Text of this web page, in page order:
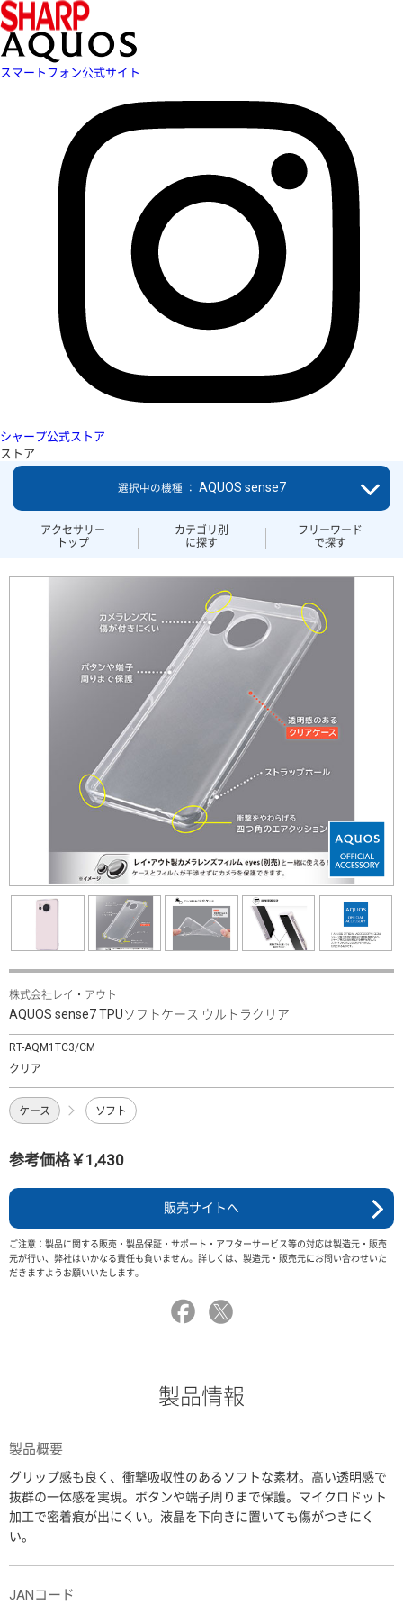
スマートフォン公式サイト
シャープ公式ストア
ストア
アクセサリー
トップ
カテゴリ別
に探す
フリーワード
で探す
選択中の機種 ： AQUOS sense7
株式会社レイ・アウト
AQUOS sense7 TPUソフトケース ウルトラクリア
RT-AQM1TC3/CM
クリア
ケース ソフト
参考価格￥1,430
販売サイトへ
ご注意：製品に関する販売・製品保証・サポート・アフターサービス等の対応は製造元・販売
元が行い、弊社はいかなる責任も負いません。詳しくは、製造元・販売元にお問い合わせいた
だきますようお願いいたします。
製品情報
製品概要
グリップ感も良く、衝撃吸収性のあるソフトな素材。高い透明感で
抜群の一体感を実現。ボタンや端子周りまで保護。マイクロドット
加工で密着痕が出にくい。液晶を下向きに置いても傷がつきにく
い。
JANコード